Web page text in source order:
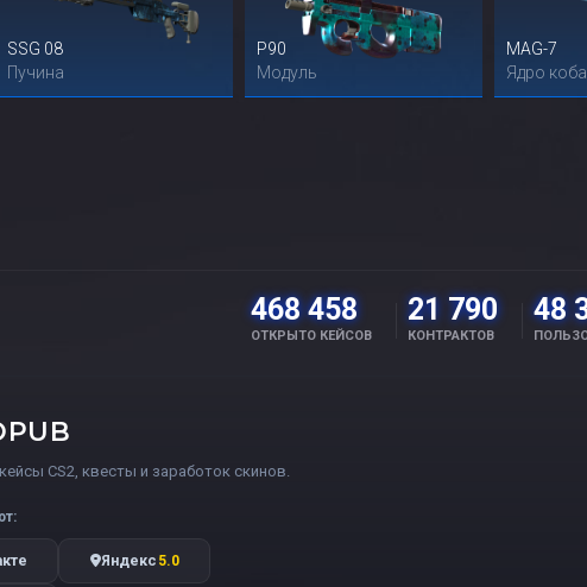
SSG 08
Пучина
P90
Модуль
MAG-7
Ядро
468 458
ОТКРЫТО КЕЙСОВ
21 790
КОНТРАКТОВ
48
CS2, квесты и заработок скинов.
Яндекс 5.0